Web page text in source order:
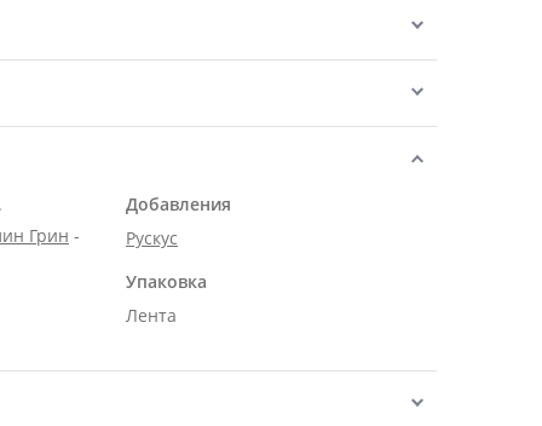
Грин -
Добавления
Рускус
Упаковка
Лента